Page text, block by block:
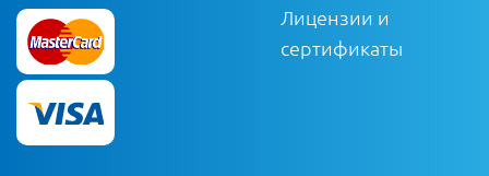
Лицензии и
сертификаты